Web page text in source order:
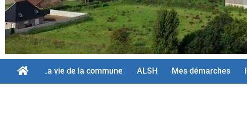
La vie de la commune ALSH Mes démarches